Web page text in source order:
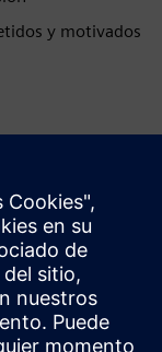
y motivados
y los